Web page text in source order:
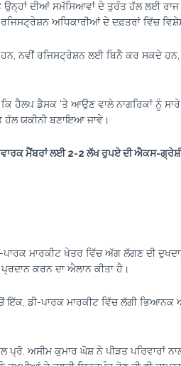
ਉਨ੍ਹਾਂ ਦੀਆਂ ਸਮੱਸਿਆਵਾਂ ਦੇ ਤੁਰੰਤ ਹੱਲ ਲਈ
ਅਧਿਕਾਰੀਆਂ ਦੇ ਦਫ਼ਤਰਾਂ ਵਿੱਚ
ਨਵੀਂ ਰਜਿਸਟ੍ਰੇਸ਼ਨ ਲਈ ਬਿਨੈ ਕਰ ਸਕਦੇ ਹਨ,
ਹੈਲਪ ਡੈਸਕ ‘ਤੇ ਆਉਣ ਵਾਲੇ ਨਾਗਰਿਕਾਂ ਨੂੰ
ਹੱਲ ਯਕੀਨੀ ਬਣਾਇਆ ਜਾਵੇ।
ਮੈਂਬਰਾਂ ਲਈ2-2ਲੱਖ ਰੁਪਏ ਦੀ ਐਕਸ-
ਮਾਰਕੀਟ ਖੇਤਰ ਵਿੱਚ ਅੱਗ ਲੱਗਣ ਦੀ
ਕਰਨ ਦਾ ਐਲਾਨ ਕੀਤਾ ਹੈ।
ਡੀ-ਪਾਰਕ ਮਾਰਕੀਟ ਵਿੱਚ ਲੱਗੀ ਭਿਆਨਕ
ਪ੍ਰੋ. ਅਸੀਮ ਕੁਮਾਰ ਘੋਸ਼ ਨੇ ਪੀੜਤ ਪਰਿਵਾਰਾਂ